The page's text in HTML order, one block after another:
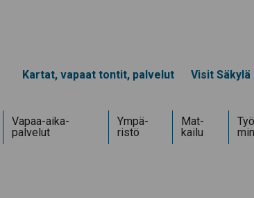
Kartat, vapaat tontit, palvelut
Visit Säkylä
Vapaa-aika­
palvelut
Ympä­
ristö
Mat­
kailu